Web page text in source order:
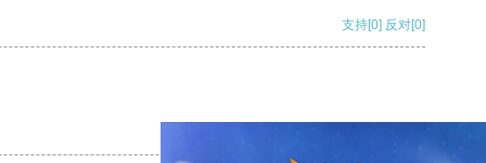
支持[0] 反对[0]